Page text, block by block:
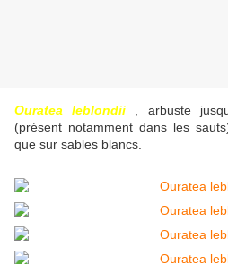
Ouratea leblondii , arbuste
(présent notamment dans les
que sur sables blancs.